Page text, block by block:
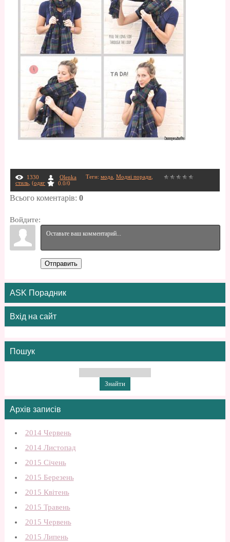
1330 Olenka Теги: мода Модні поради,
стиль, (одяг 0.0/0
Всього коментарів: 0
Войдите:
Отправить
ASK Порадник
Вхід на сайт
Пошук
Архів записів
2014 Червень
2014 Листопад
2015 Січень
2015 Березень
2015 Квітень
2015 Травень
2015 Червень
2015 Липень